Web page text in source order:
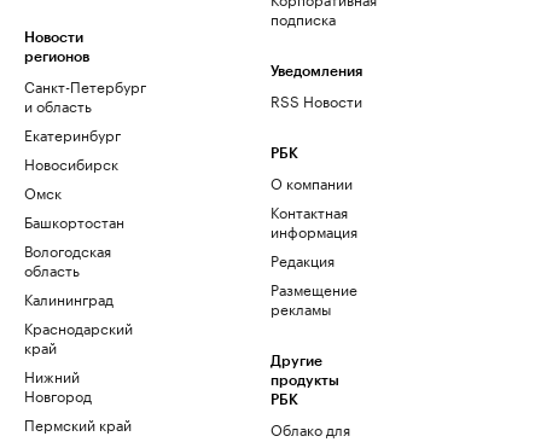
Новости
регионов
Санкт-Петербург
и область
Екатеринбург
Новосибирск
Омск
Башкортостан
Вологодская
область
Калининград
Краснодарский
край
Нижний
Новгород
Пермский край
подписка
Уведомления
RSS Новости
РБК
О компании
Контактная
информация
Редакция
Размещение
рекламы
Другие
продукты
РБК
Облако для